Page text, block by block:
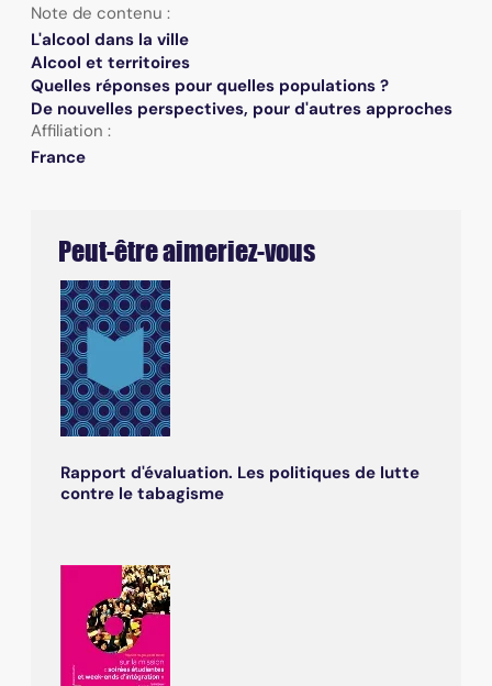
Note de contenu :
L'alcool dans la ville
Alcool et territoires
Quelles réponses pour quelles populations ?
De nouvelles perspectives, pour d'autres approches
Affiliation :
France
Peut-être aimeriez-vous
Rapport d'évaluation. Les politiques de lutte
contre le tabagisme